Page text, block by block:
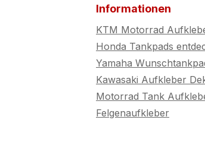
Informationen
KTM Motorrad
Honda Tankpads
Yamaha
Kawasaki Aufkleber
Motorrad Tank
Felgenaufkleber